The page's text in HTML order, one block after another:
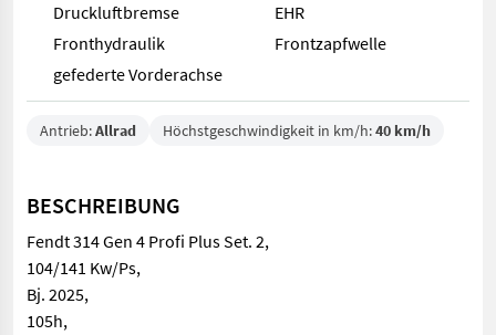
Druckluftbremse
EHR
Fronthydraulik
Frontzapfwelle
gefederte Vorderachse
Antrieb:Allrad Höchstgeschwindigkeit in km/h:40 km/h
BESCHREIBUNG
Fendt 314 Gen 4 Profi Plus Set. 2,
104/141 Kw/Ps,
Bj. 2025,
105h,